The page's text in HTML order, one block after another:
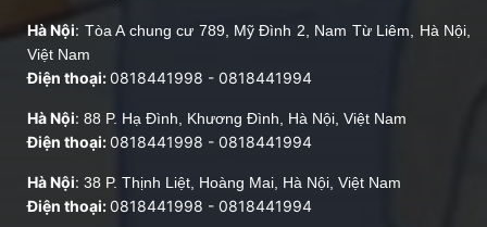
Hà Nội: Tòa A chung cư 789, Mỹ Đình 2, Nam Từ Liêm, Hà Nội,
Việt Nam
Điện thoại:0818441998 - 0818441994
Hà Nội: 88 P. Hạ Đình, Khương Đình, Hà Nội, Việt Nam
Điện thoại:0818441998 - 0818441994
Hà Nội: 38 P. Thịnh Liệt, Hoàng Mai, Hà Nội, Việt Nam
Điện thoại:0818441998 - 0818441994